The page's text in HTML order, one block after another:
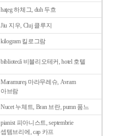
haţeg 하체그, duh 두흐
Jiu 지우, Cluj 클루지
kilogram 킬로그람
bibliotecǎ 비블리오테커, hotel 호텔
Maramureş 마라무레슈, Avram
아브람
Nucet 누체트, Bran 브란, pumn 품느
pianist 피아니스트, septembrie
셉템브리에, cap 카프